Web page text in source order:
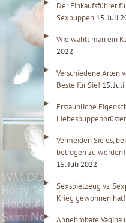
Der Einkaufsführer
Sexpuppen 15. Juli
Wie wählt man ein
2022
Verschiedene Arten
Beste für Sie! 15.
Erstaunliche
Vermeiden Sie es,
betrogen zu werden!
15. Juli 2022
Sexspielzeug vs.
Krieg gewonnen hat!
Abnehmbare Vagina